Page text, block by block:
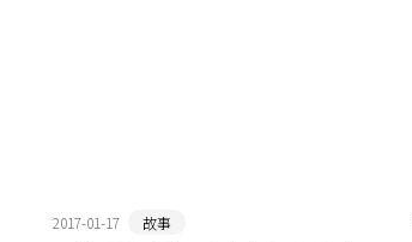
2017-01-17 故事